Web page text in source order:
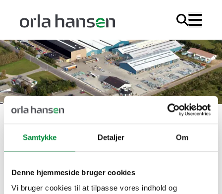
Samtykke Detaljer Om
Denne hjemmeside bruger cookies
Vi bruger cookies til at tilpasse vores indhold og
Søg
LEDIGE
STILLINGER
Hos Orla Hansen A/S er vi altid interesserede i
dygtige og engagerede medarbejdere, der vil